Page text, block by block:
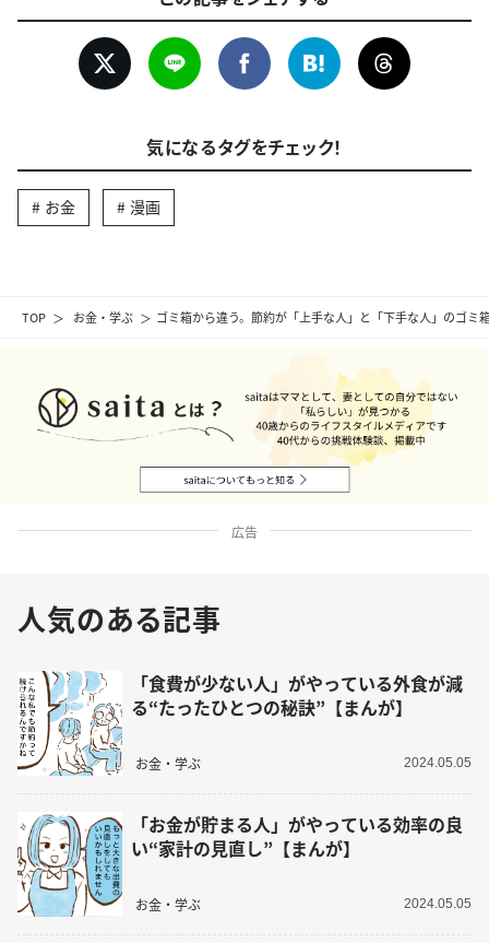
TOP お金・学ぶ ゴミ箱から違う。節約が「上手な人」と「下手な人」のゴミ
気になるタグをチェック！
お金 漫画
広告
人気のある記事
「食費が少ない人」がやっている外食が減
る“たったひとつの秘訣”【まんが】
お金・学ぶ 2024.05.05
「お金が貯まる人」がやっている効率の良
い“家計の見直し”【まんが】
お金・学ぶ 2024.05.05